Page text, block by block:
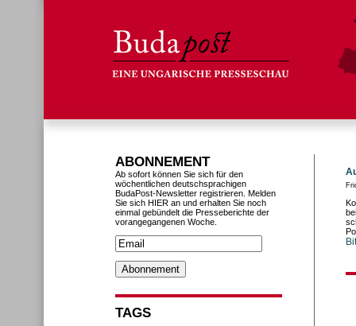
ABONNEMENT
Ab sofort können Sie sich für den
wöchentlichen deutschsprachigen
BudaPost-Newsletter registrieren. Melden
Sie sich HIER an und erhalten Sie noch
einmal gebündelt die Presseberichte der
vorangegangenen Woche.
TAGS